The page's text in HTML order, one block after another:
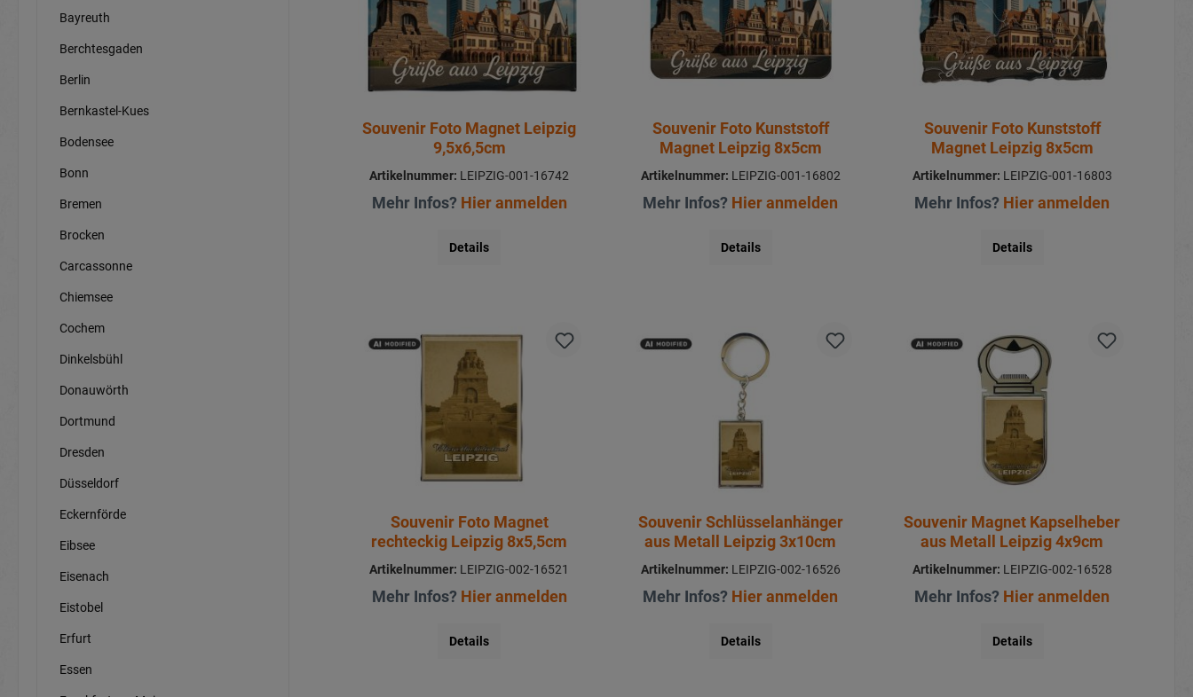
Bayreuth
Berchtesgaden
Berlin
Bernkastel-Kues
Bodensee
Bonn
Bremen
Brocken
Carcassonne
Chiemsee
Cochem
Dinkelsbühl
Donauwörth
Dortmund
Dresden
Düsseldorf
Eckernförde
Eibsee
Eisenach
Eistobel
Erfurt
Essen
Souvenir Foto Magnet Leipzig
9,5x6,5cm
Artikelnummer: LEIPZIG-001-16742
Mehr Infos? Hier anmelden
Details
Souvenir Foto Kunststoff
Magnet Leipzig 8x5cm
Artikelnummer: LEIPZIG-001-16802
Mehr Infos? Hier anmelden
Details
Souvenir Foto Kunststoff
Magnet Leipzig 8x5cm
Artikelnummer: LEIPZIG-001-16803
Mehr Infos? Hier anmelden
Details
Souvenir Foto Magnet
rechteckig Leipzig 8x5,5cm
Artikelnummer: LEIPZIG-002-16521
Mehr Infos? Hier anmelden
Details
Souvenir Schlüsselanhänger
aus Metall Leipzig 3x10cm
Artikelnummer: LEIPZIG-002-16526
Mehr Infos? Hier anmelden
Details
Souvenir Magnet Kapselheber
aus Metall Leipzig 4x9cm
Artikelnummer: LEIPZIG-002-16528
Mehr Infos? Hier anmelden
Details